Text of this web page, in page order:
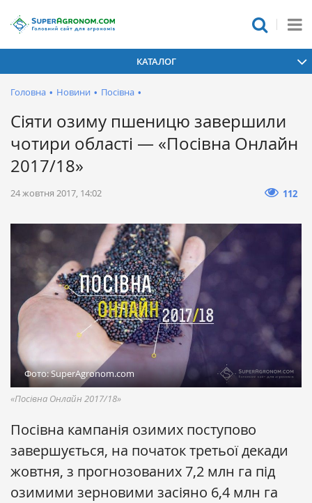
КАТАЛОГ
Головна • Новини • Посівна •
Сіяти озиму пшеницю завершили
чотири області — «Посівна Онлайн
2017/18»
24 жовтня 2017, 14:02 112
Фото: SuperAgronom.com
«Посівна Онлайн 2017/18»
Посівна кампанія озимих поступово
завершується, на початок третьої декади
жовтня, з прогнозованих 7,2 млн га під
озимими зерновими засіяно 6,4 млн га